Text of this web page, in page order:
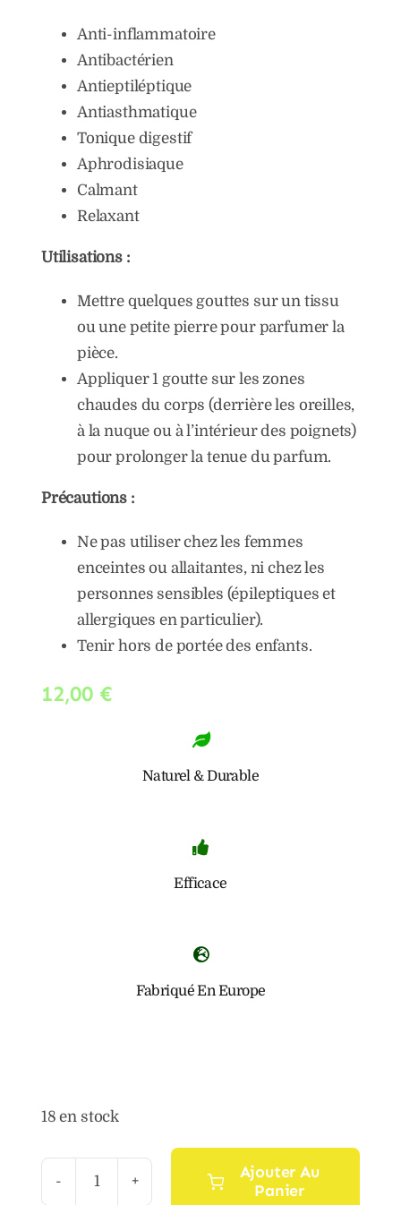
Anti-inflammatoire
Antibactérien
Antieptiléptique
Antiasthmatique
Tonique digestif
Aphrodisiaque
Calmant
Relaxant
Utilisations :
Mettre quelques gouttes sur un tissu
ou une petite pierre pour parfumer la
pièce.
Appliquer 1 goutte sur les zones
chaudes du corps (derrière les oreilles,
à la nuque ou à l’intérieur des poignets)
pour prolonger la tenue du parfum.
Précautions :
Ne pas utiliser chez les femmes
enceintes ou allaitantes, ni chez les
personnes sensibles (épileptiques et
allergiques en particulier).
Tenir hors de portée des enfants.
12,00 €
Naturel & Durable
Efficace
Fabriqué En Europe
18 en stock
Ajouter Au
Panier